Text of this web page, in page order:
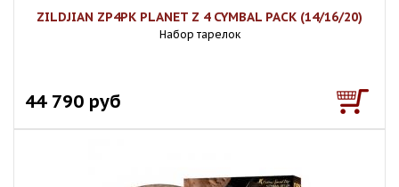
ZILDJIAN ZP4PK PLANET Z 4 CYMBAL PACK (14/16/20)
Набор тарелок
44 790 руб